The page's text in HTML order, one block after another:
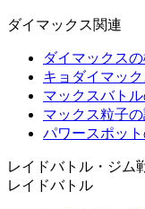
ダイマックス関連
ダイマックス
キョダイマッ
マックスバト
マックス粒子
パワースポッ
レイドバトル・ジム
レイドバトル